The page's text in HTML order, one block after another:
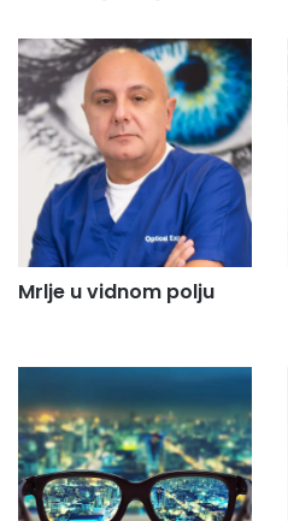
Mrlje u vidnom polju